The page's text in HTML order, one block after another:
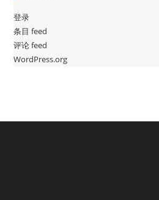
登录
条目 feed
评论 feed
WordPress.org